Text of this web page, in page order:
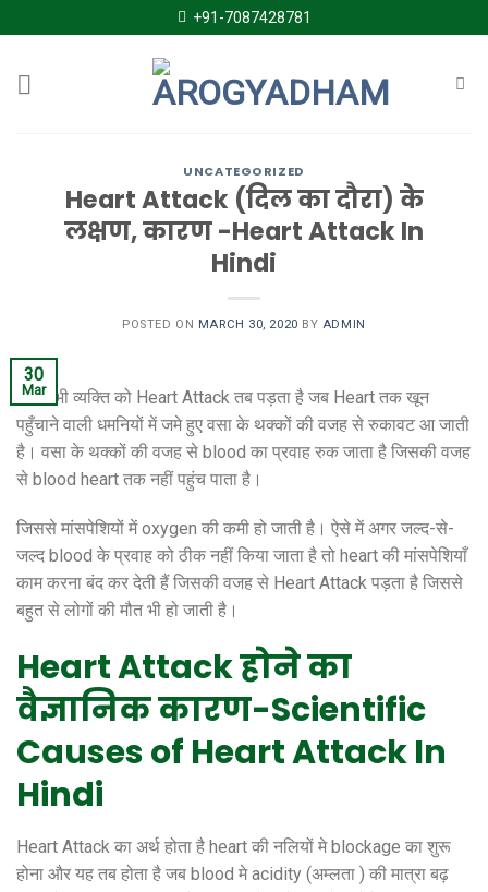
to
+91-7087428781
UNCATEGORIZED
Heart Attack (दिल का दौरा) के
लक्षण, कारण -Heart Attack In
Hindi
POSTED ON MARCH 30, 2020 BY ADMIN
30
Mar
किसी भी व्यक्ति को Heart Attack तब पड़ता है जब Heart तक खून
पहुँचाने वाली धमनियों में जमे हुए वसा के थक्कों की वजह से रुकावट आ जाती
है। वसा के थक्कों की वजह से blood का प्रवाह रुक जाता है जिसकी वजह
से blood heart तक नहीं पहुंच पाता है।
जिससे मांसपेशियों में oxygen की कमी हो जाती है। ऐसे में अगर जल्द-से-
जल्द blood के प्रवाह को ठीक नहीं किया जाता है तो heart की मांसपेशियाँ
काम करना बंद कर देती हैं जिसकी वजह से Heart Attack पड़ता है जिससे
बहुत से लोगों की मौत भी हो जाती है।
Heart Attack होने का
वैज्ञानिक कारण-Scientific
Causes of Heart Attack In
Hindi
Heart Attack का अर्थ होता है heart की नलियों मे blockage का शुरू
होना और यह तब होता है जब blood मे acidity (अम्लता ) की मात्रा बढ़